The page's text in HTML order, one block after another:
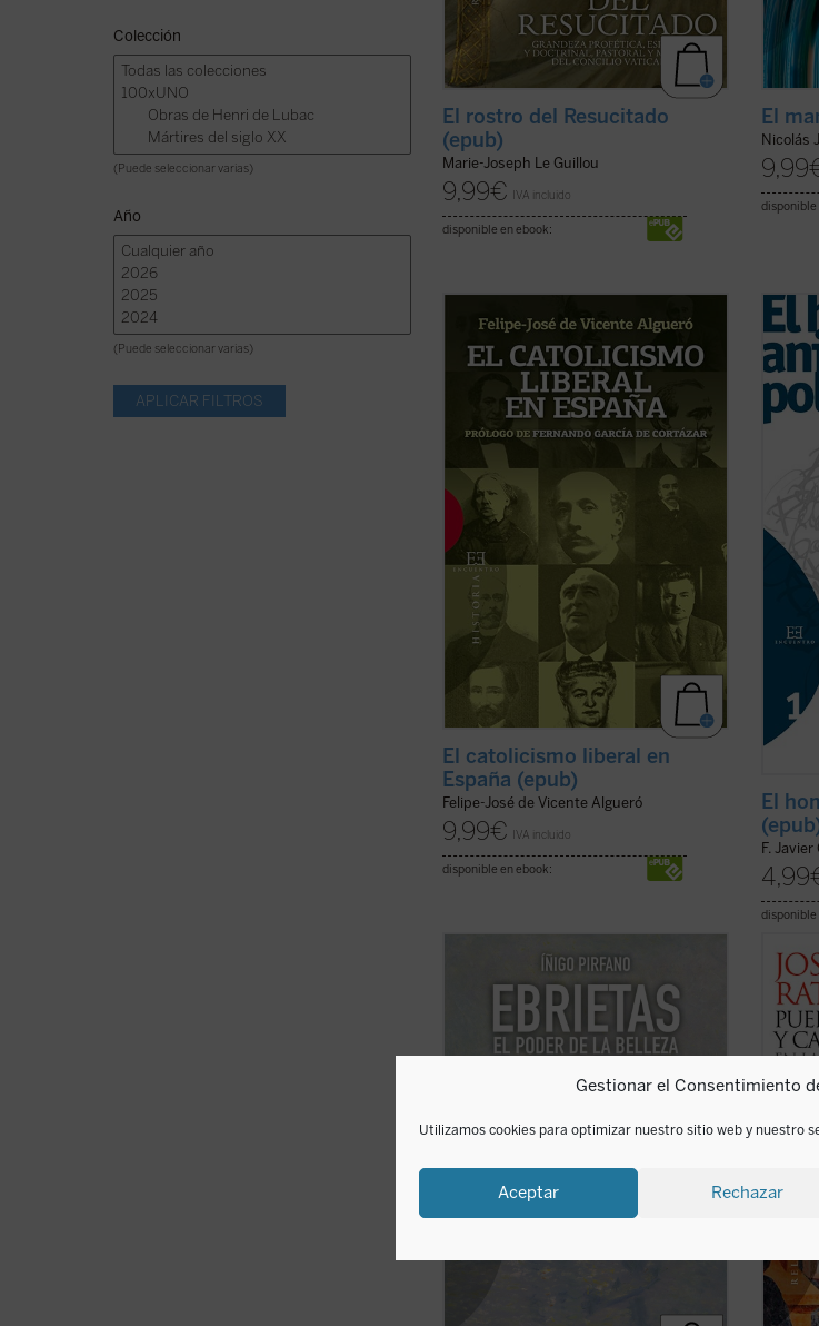
Gestionar el Consentimiento
Utilizamos cookies para optimizar nuestro sitio web y nuestro
Aceptar Rechazar
Colección
(Puede seleccionar varias)
Año
(Puede seleccionar varias)
El rostro del Resucitado
(epub)
Marie-Joseph Le Guillou
9,99€ IVA incluido
disponible en ebook:
El
Nicolás
9,99
disponible
«Una sesgada visión del XIX español
tiende a entender esta historia como un
enfrentamiento entre liberales,
modernizadores, y católicos,
reaccionarios. Esta visión es falsa: desde
el catolicismo militante, explícito y
convencido de los autores ...
El catolicismo liberal en
España (epub)
Felipe-José de Vicente Algueró
9,99€ IVA incluido
disponible en ebook:
El
visto
una
El
F.
4,99
disponible
Cuando un filósofo escribe sobre
estética, el resultado constituye en no
pocos casos un ejercicio de admirable
erudición que no consigue penetrar en la
naturaleza de la creación poética. Y al
El
como